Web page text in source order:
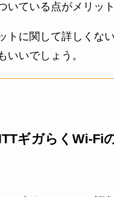
いている点がメリット
トに関して詳しくな
いいでしょう。
ギガらくWi-Fi